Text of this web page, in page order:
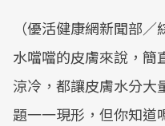
（優活健康網新聞部
水噹噹的皮膚來說，簡
涼冷，都讓皮膚水分大
題一一現形，但你知道